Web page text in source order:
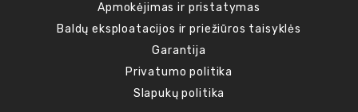
Apmokėjimas ir pristatymas
Baldų eksploatacijos ir priežiūros taisyklės
Garantija
Privatumo politika
Slapukų politika